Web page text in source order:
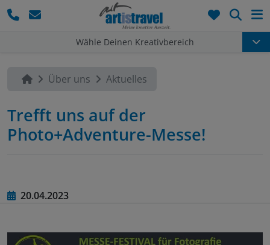
Wähle Deinen Kreativbereich
Über uns Aktuelles
Trefft uns auf der
Photo+Adventure-Messe!
20.04.2023